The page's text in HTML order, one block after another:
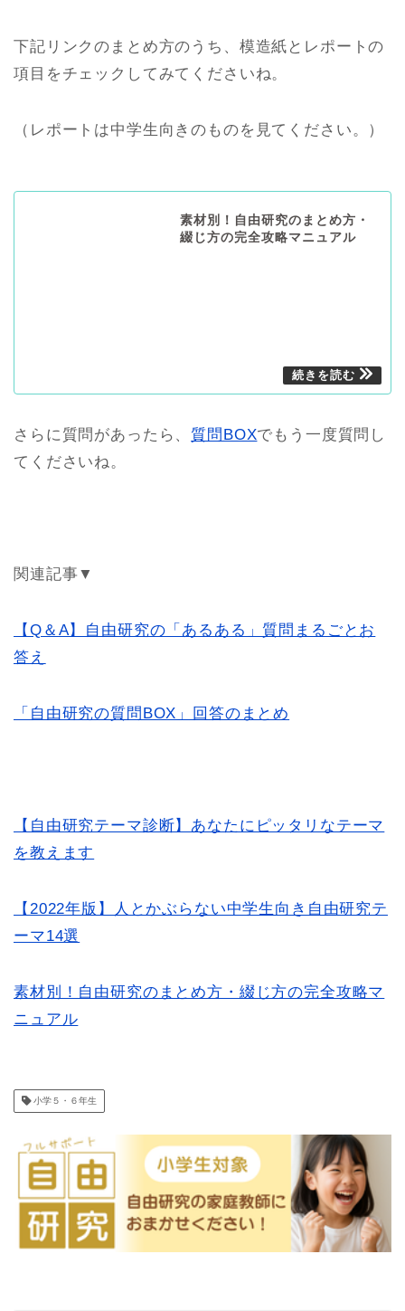
下記リンクのまとめ方のうち、模造紙とレポートの
項目をチェックしてみてくださいね。
（レポートは中学生向きのものを見てください。）
素材別！自由研究のまとめ方・
綴じ方の完全攻略マニュアル
さらに質問があったら、質問BOXでもう一度質問し
てくださいね。
関連記事▼
【Q＆A】自由研究の「あるある」質問まるごとお
答え
「自由研究の質問BOX」回答のまとめ
【自由研究テーマ診断】あなたにピッタリなテーマ
を教えます
【2022年版】人とかぶらない中学生向き自由研究テ
ーマ14選
素材別！自由研究のまとめ方・綴じ方の完全攻略マ
ニュアル
小学５・６年生